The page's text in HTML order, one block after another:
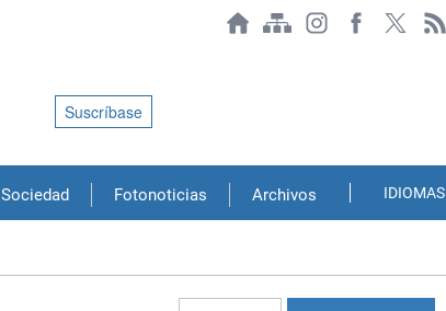
Sociedad Fotonoticias Archivos
Suscríbase
IDIOMAS